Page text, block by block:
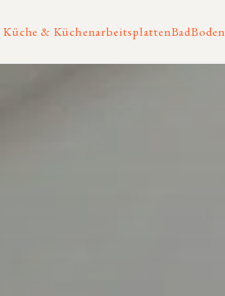
Küche & KüchenarbeitsplattenBadBoden